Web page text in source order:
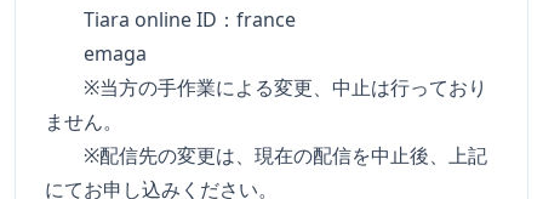
Tiara online ID：france
emaga
※当方の手作業による変更、中止は行っており
ません。
※配信先の変更は、現在の配信を中止後、上記
にてお申し込みください。